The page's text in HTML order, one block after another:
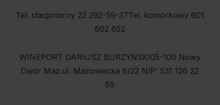
Tel. stacjonarny 22 292-59-37Tel. komórkowy 601
602 652
WINEPORT DARIUSZ BURZYŃSKI05-100 Nowy
Dwór Maz.ul. Mazowiecka 6/22 NIP: 531 126 22
59